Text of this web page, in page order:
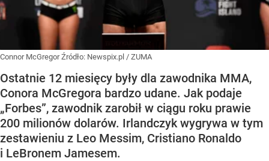
Connor McGregorŹródło: Newspix.pl / ZUMA
Ostatnie 12 miesięcy były dla zawodnika MMA,
Conora McGregora bardzo udane. Jak podaje
„Forbes”, zawodnik zarobił w ciągu roku prawie
200 milionów dolarów. Irlandczyk wygrywa w tym
zestawieniu z Leo Messim, Cristiano Ronaldo
i LeBronem Jamesem.